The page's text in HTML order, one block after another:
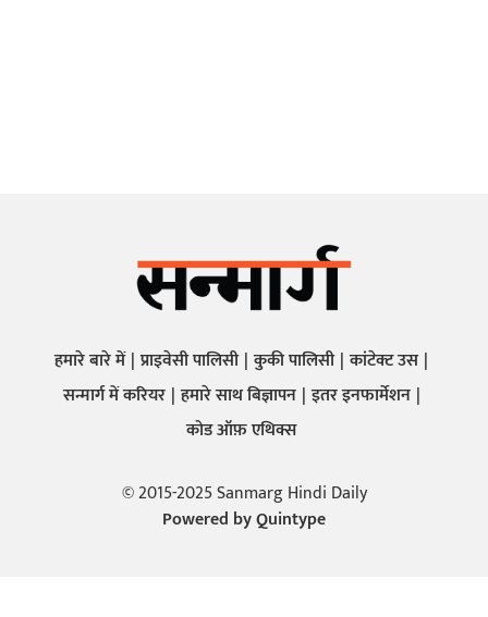
हमारे बारे में प्राइवेसी पालिसी कुकी पालिसी कांटेक्ट उस
सन्मार्ग में करियर हमारे साथ बिज्ञापन इतर इनफार्मेशन
कोड ऑफ़ एथिक्स
© 2015-2025 Sanmarg Hindi Daily
Powered byQuintype